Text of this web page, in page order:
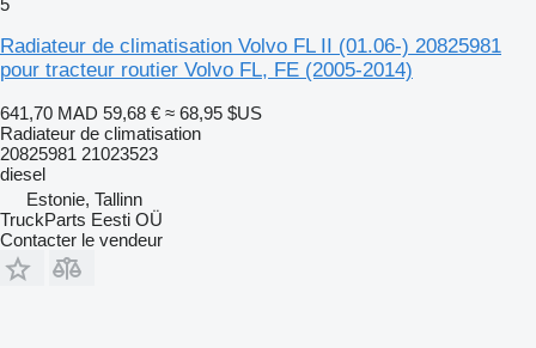
Radiateur de climatisation Volvo FL II (01.06-) 20825981
pour tracteur routier Volvo FL, FE (2005-2014)
641,70 MAD 59,68 € ≈ 68,95 $US
Radiateur de climatisation
20825981 21023523
diesel
Estonie, Tallinn
TruckParts Eesti OÜ
Contacter le vendeur